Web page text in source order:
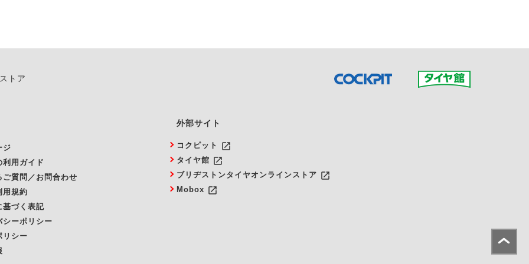
トア
ジ
利用ガイド
ご質問／お問合わせ
用規約
基づく表記
シーポリシー
リシー
外部サイト
コクピット launch
タイヤ館 launch
ブリヂストンタイヤオンラインストア launch
Mobox launch